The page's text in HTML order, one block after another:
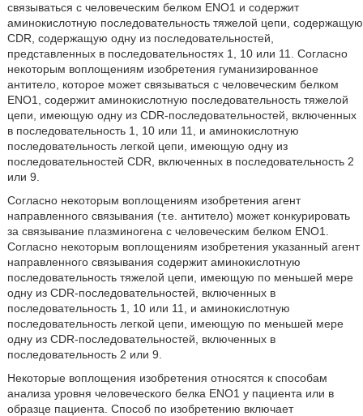
связываться с человеческим белком ENO1 и содержит
аминокислотную последовательность тяжелой цепи, содержащую
CDR, содержащую одну из последовательностей,
представленных в последовательностях 1, 10 или 11. Согласно
некоторым воплощениям изобретения гуманизированное
антитело, которое может связываться с человеческим белком
ENO1, содержит аминокислотную последовательность тяжелой
цепи, имеющую одну из CDR-последовательностей, включенных
в последовательность 1, 10 или 11, и аминокислотную
последовательность легкой цепи, имеющую одну из
последовательностей CDR, включенных в последовательность 2
или 9.
Согласно некоторым воплощениям изобретения агент
направленного связывания (т.е. антитело) может конкурировать
за связывание плазминогена с человеческим белком ENO1.
Согласно некоторым воплощениям изобретения указанный агент
направленного связывания содержит аминокислотную
последовательность тяжелой цепи, имеющую по меньшей мере
одну из CDR-последовательностей, включенных в
последовательность 1, 10 или 11, и аминокислотную
последовательность легкой цепи, имеющую по меньшей мере
одну из CDR-последовательностей, включенных в
последовательность 2 или 9.
Некоторые воплощения изобретения относятся к способам
анализа уровня человеческого белка ENO1 у пациента или в
образце пациента. Способ по изобретению включает